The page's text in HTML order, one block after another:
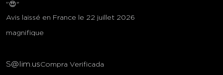
"😍"
Avis laissé en France le 22 juillet 2026
magnifique
S@lim.usCompra Verificada